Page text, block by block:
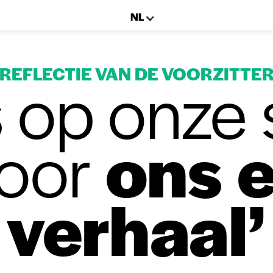
NL
VAN DE
op onze
ons
verhaal’